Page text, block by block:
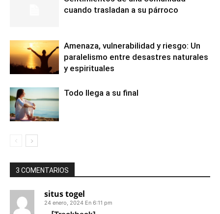
cuando trasladan a su párroco
Amenaza, vulnerabilidad y riesgo: Un
paralelismo entre desastres naturales
y espirituales
Todo llega a su final
3 COMENTARIOS
situs togel
24 enero, 2024 En 6:11 pm